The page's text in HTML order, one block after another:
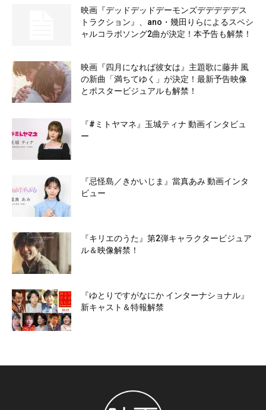
映画『デッドデッドデーモンズデデデデデス
トラクション』、ano・幾田りらによるスペシ
ャルコラボソング2曲が決定！本予告も解禁！
映画『四月になれば彼女は』主題歌に藤井 風
の新曲「満ちてゆく」が決定！最新予告映像
とポスタービジュアルも解禁！
『#ミトヤマネ』玉城ティナ 動画インタビュ
ー
『忌怪島／きかいじま』當真あみ 動画インタ
ビュー
『キリエのうた』第2弾キャラクタービジュア
ル＆映像解禁！
『ゆとりですがなにか インターナショナル』
新キャスト＆特報解禁